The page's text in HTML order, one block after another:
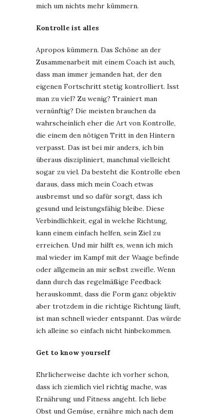
mich um nichts mehr kümmern.
Kontrolle ist alles
Apropos kümmern. Das Schöne an der
Zusammenarbeit mit einem Coach ist auch,
dass man immer jemanden hat, der den
eigenen Fortschritt stetig kontrolliert. Isst
man zu viel? Zu wenig? Trainiert man
vernünftig? Die meisten brauchen da
wahrscheinlich eher die Art von Kontrolle,
die einem den nötigen Tritt in den Hintern
verpasst. Das ist bei mir anders, ich bin
überaus diszipliniert, manchmal vielleicht
sogar zu viel. Da besteht die Kontrolle eben
daraus, dass mich mein Coach etwas
ausbremst und so dafür sorgt, dass ich
gesund und leistungsfähig bleibe. Diese
Verbindlichkeit, egal in welche Richtung,
kann einem einfach helfen, sein Ziel zu
erreichen. Und mir hilft es, wenn ich mich
mal wieder im Kampf mit der Waage befinde
oder allgemein an mir selbst zweifle. Wenn
dann durch das regelmäßige Feedback
herauskommt, dass die Form ganz objektiv
aber trotzdem in die richtige Richtung läuft,
ist man schnell wieder entspannt. Das würde
ich alleine so einfach nicht hinbekommen.
Get to know yourself
Ehrlicherweise dachte ich vorher schon,
dass ich ziemlich viel richtig mache, was
Ernährung und Fitness angeht. Ich liebe
Obst und Gemüse, ernähre mich nach dem